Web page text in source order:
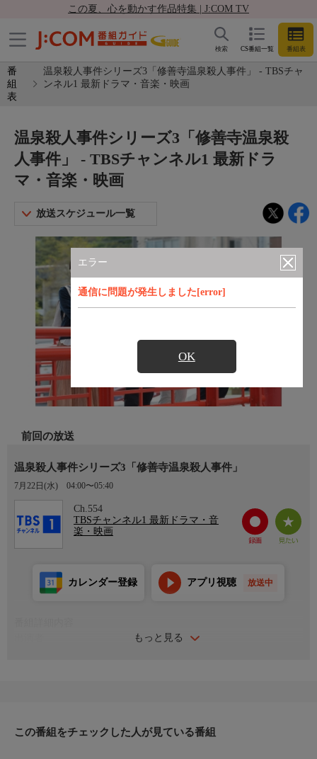
この夏、心を動かす作品特集 | J:COM TV
CS番組一覧 番組表
検索
番
組
表
温泉殺人事件シリーズ3「修善寺温泉殺人事件」 - TBSチャ
ンネル1 最新ドラマ・音楽・映画
エラー
通信に問題が発生しました[error]
OK
温泉殺人事件シリーズ3「修善寺温泉殺
人事件」 - TBSチャンネル1 最新ドラ
マ・音楽・映画
放送スケジュール一覧
前回の放送
温泉殺人事件シリーズ3「修善寺温泉殺人事件」
7月22日(水) 04:00〜05:40
Ch.554
TBSチャンネル1 最新ドラマ・音
楽・映画
もっと見る
カレンダー登録 アプリ視聴 放送中
片岡鶴太郎主演の人気シリーズ第3弾。ミステリー作家・吉村達
この番組をチェックした人が見ている番組